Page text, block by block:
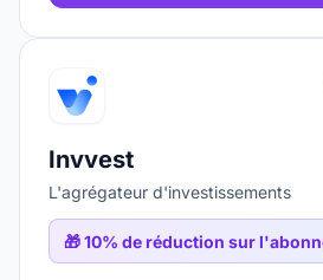
Invvest
L'agrégateur d'investissements
🎁10% de réduction sur